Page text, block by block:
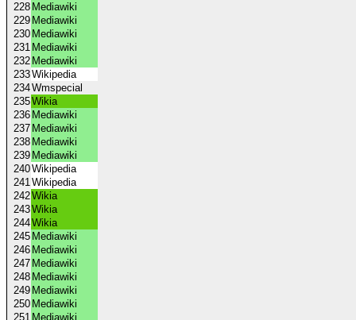
228 Mediawiki
229 Mediawiki
230 Mediawiki
231 Mediawiki
232 Mediawiki
233Wikipedia
234Wmspecial
235Wikia
236 Mediawiki
237 Mediawiki
238 Mediawiki
239 Mediawiki
240Wikipedia
241Wikipedia
242Wikia
243Wikia
244Wikia
245 Mediawiki
246 Mediawiki
247 Mediawiki
248 Mediawiki
249 Mediawiki
250 Mediawiki
251 Mediawiki